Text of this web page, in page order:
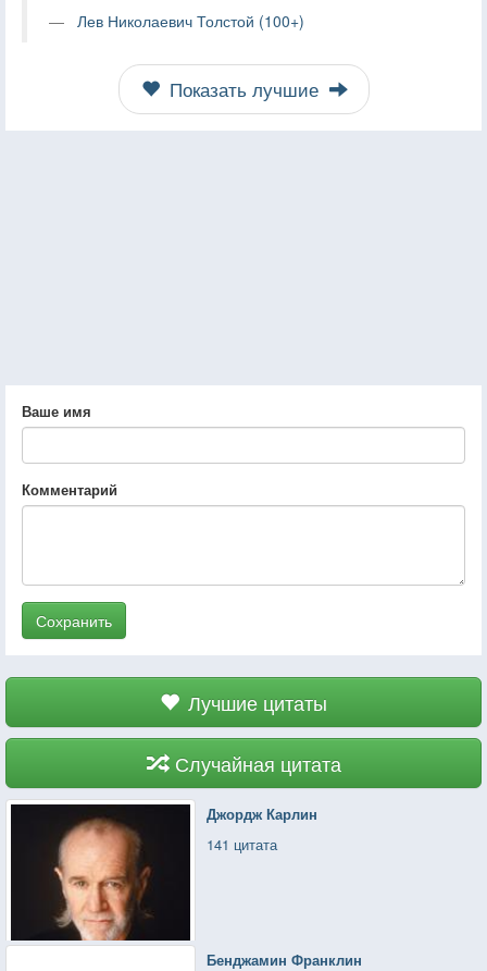
Лев Николаевич Толстой (100+)
Показать лучшие
Ваше имя
Комментарий
Сохранить
Лучшие цитаты
Случайная цитата
Джордж Карлин
141 цитата
Бенджамин Франклин